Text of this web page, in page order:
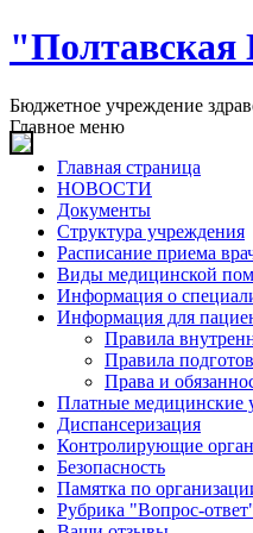
Бюджетное учреждение
Главное меню
Главная страница
НОВОСТИ
Документы
Структура учреждения
Расписание приема
Виды медицинской
Информация о
Информация для
Правила
Правила
Права и
Платные медицинские
Диспансеризация
Контролирующие
Безопасность
Памятка по
Рубрика "Вопрос-